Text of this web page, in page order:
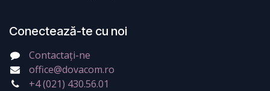
Conectează-te cu noi
Contactați-ne
office@dovacom.ro
+4 (021) 430.56.01